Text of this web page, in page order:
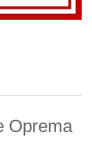
Oprema